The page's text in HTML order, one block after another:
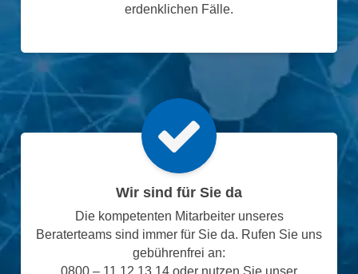
erdenklichen Fälle.
Wir sind für Sie da
Die kompetenten Mitarbeiter unseres
Beraterteams sind immer für Sie da. Rufen Sie uns
gebührenfrei an: